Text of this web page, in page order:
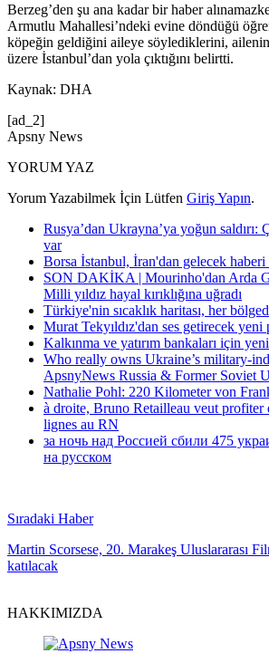
Berzeg’den şu ana kadar bir haber
Armutlu Mahallesi’ndeki evine döndüğü
köpeğin geldiğini aileye söylediklerini,
üzere İstanbul’dan yola çıktığını belirtti.
Kaynak: DHA
[ad_2]
Apsny News
YORUM YAZ
Yorum Yazabilmek İçin Lütfen Giriş Yapın.
Rusya’dan Ukrayna’ya yoğun saldırı:
var
Borsa İstanbul, İran'dan gelecek
SON DAKİKA | Mourinho'dan Arda
Milli yıldız hayal kırıklığına uğradı
Türkiye'nin sıcaklık haritası, her
Murat Tekyıldız'dan ses getirecek yeni
Kalkınma ve yatırım bankaları için yeni
Who really owns Ukraine’s military-
ApsnyNews Russia & Former Soviet
Nathalie Pohl: 220 Kilometer von
à droite, Bruno Retailleau veut profiter
lignes au RN
за ночь над Россией сбили 475
на русском
Sıradaki Haber
Martin Scorsese, 20. Marakeş Uluslararası
katılacak
HAKKIMIZDA